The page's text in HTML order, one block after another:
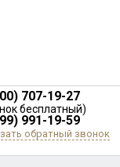
707-19-27
бесплатный)
991-19-59
обратный звонок